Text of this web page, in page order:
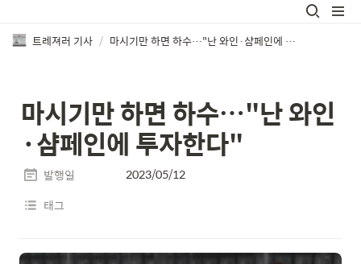
트레져러 기사 / 마시기만 하면 하수…"난 와인·샴페인에 투자한다"
마시기만 하면 하수…"난 와인
·샴페인에 투자한다"
발행일
2023/05/12
태그